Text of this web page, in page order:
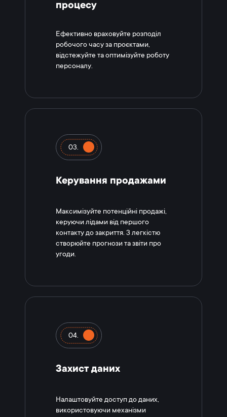
процесу
Ефективно враховуйте розподіл
робочого часу за проєктами,
відстежуйте та оптимізуйте роботу
персоналу.
03.
Керування продажами
Максимізуйте потенційні продажі,
керуючи лідами від першого
контакту до закриття. З легкістю
створюйте прогнози та звіти про
угоди.
04.
Захист даних
Налаштовуйте доступ до даних,
використовуючи механізми